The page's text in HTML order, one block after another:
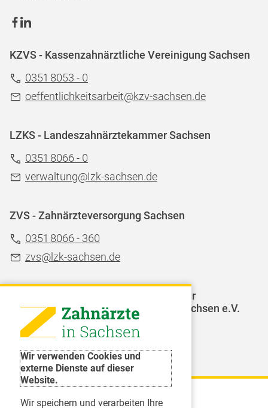
Wir verwenden Cookies und
externe Dienste auf dieser
Website.
Wir speichern und verarbeiten Ihre
KZVS - Kassenzahnärztliche Vereinigung Sachsen
0351 8053 - 0
oeffentlichkeitsarbeit@kzv-sachsen.de
LZKS - Landeszahnärztekammer Sachsen
0351 8066 - 0
verwaltung@Izk-sachsen.de
ZVS - Zahnärzteversorgung Sachsen
0351 8066 - 360
zvs@lzk-sachsen.de
LAGZ - Landesarbeitsgemeinschaft für
Jugendzahnpflege des Freistaates Sachsen e.V.